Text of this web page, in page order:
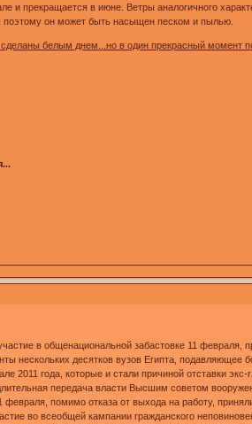
и прекращается в июне. Ветры аналогичного
он может быть насыщен песком и пылью.
белым днем...но в один прекрасный момент
в общенациональной забастовке 11
нескольких десятков вузов Египта,
года, которые и стали причиной отставки экс-
передача власти Высшим советом
помимо отказа от выхода на работу,
во всеобщей кампании гражданского